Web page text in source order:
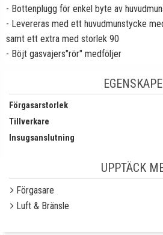
- Bottenplugg för enkel byte av
- Levereras med ett huvudmunstycke
samt ett extra med storlek 90
- Böjt gasvajers"rör" medföljer
Förgasarstorlek
Tillverkare
Insugsanslutning
UPPTÄCK
Förgasare
Luft & Bränsle